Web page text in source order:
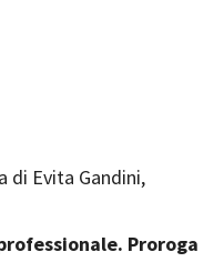
di Evita Gandini,
Proroga